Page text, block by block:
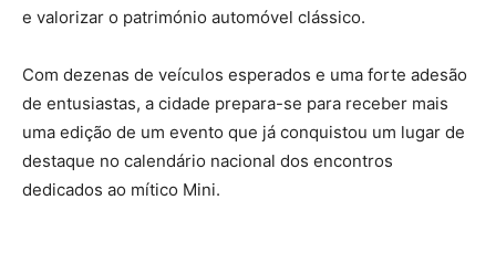
e valorizar o património automóvel clássico.
Com dezenas de veículos esperados e uma forte adesão
de entusiastas, a cidade prepara-se para receber mais
uma edição de um evento que já conquistou um lugar de
destaque no calendário nacional dos encontros
dedicados ao mítico Mini.